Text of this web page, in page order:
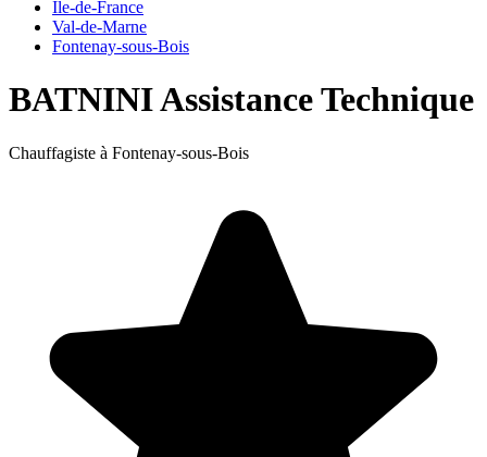
Île-de-France
Val-de-Marne
Fontenay-sous-Bois
BATNINI Assistance Technique
Chauffagiste à Fontenay-sous-Bois